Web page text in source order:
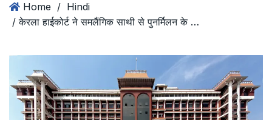
the CVC & DSPE Act
Aviation, Ministry of Civil Aviation
The Supreme Court has issued a notice to
Home / Hindi
/ केरला हाईकोर्ट ने समलैंगिक साथी से पुनर्मिलन के लिए दायर महिला की याचिका का किया निस्तारण, साथी ने कहा नहीं रहना चाहते, कोर्ट ने ख़त्म किया मामला